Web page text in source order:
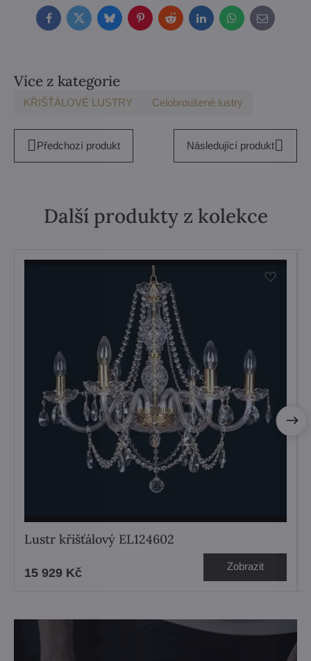
FacebookTwitterBlueskyPinterestRedditLinkedInWhatsApp
E-
mail
Více z kategorie
KŘIŠŤÁLOVÉ LUSTRY Celobroušené lustry
Předchozí produkt Následující produkt
Další produkty z kolekce
Lustr křišťálový EL124602
15 929 Kč Zobrazit